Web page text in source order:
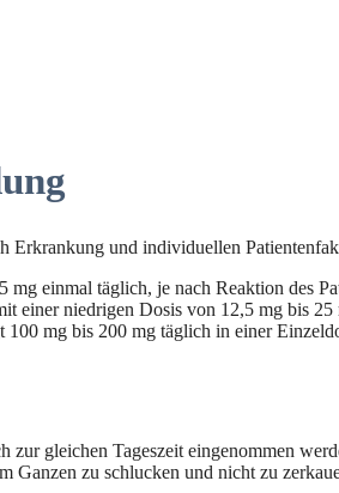
Erkrankung und individuellen
einmal täglich, je nach Reaktion des
einer niedrigen Dosis von 12,5 mg bis
mg bis 200 mg täglich in einer
gleichen Tageszeit eingenommen
Ganzen zu schlucken und nicht zu